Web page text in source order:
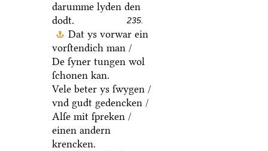
darumme lyden den
dodt.
235.
Dat ys vorwar ein
vorſtendich man /
De ſyner tungen wol
ſchonen kan.
Vele beter ys ſwygen /
vnd gudt gedencken /
Alſe mit ſpreken /
einen andern
krencken.